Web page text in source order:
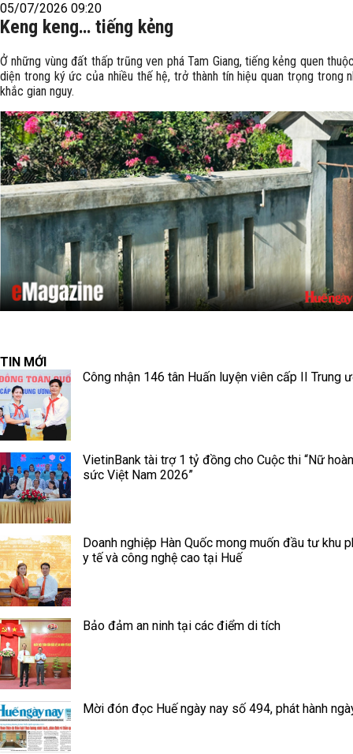
05/07/2026 09:20
Keng keng… tiếng kẻng
Ở những vùng đất thấp trũng ven phá Tam Giang, tiếng kẻng quen
diện trong ký ức của nhiều thế hệ, trở thành tín hiệu quan trọng trong
khắc gian nguy.
TIN MỚI
Công nhận 146 tân Huấn luyện viên cấp II Trung
VietinBank tài trợ 1 tỷ đồng cho Cuộc thi “Nữ
sức Việt Nam 2026”
Doanh nghiệp Hàn Quốc mong muốn đầu tư khu
y tế và công nghệ cao tại Huế
Bảo đảm an ninh tại các điểm di tích
Mời đón đọc Huế ngày nay số 494, phát hành